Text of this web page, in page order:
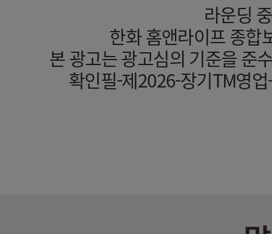
라운딩
한화 홈앤라이프 종합
본 광고는 광고심의 기준을 준
확인필-제2026-장기TM영